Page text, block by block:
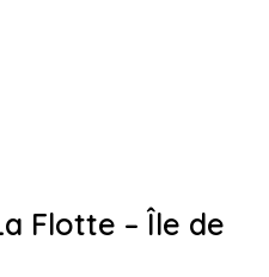
Flotte – Île de